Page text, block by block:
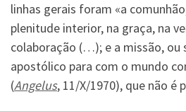
linhas gerais foram «a
plenitude interior, na graça, na
colaboração (…); e a missão, ou
apostólico para com o mundo
(Angelus, 11/X/1970), que não é